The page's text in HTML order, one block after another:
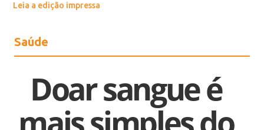
Leia a edição impressa
Saúde
Doar sangue é